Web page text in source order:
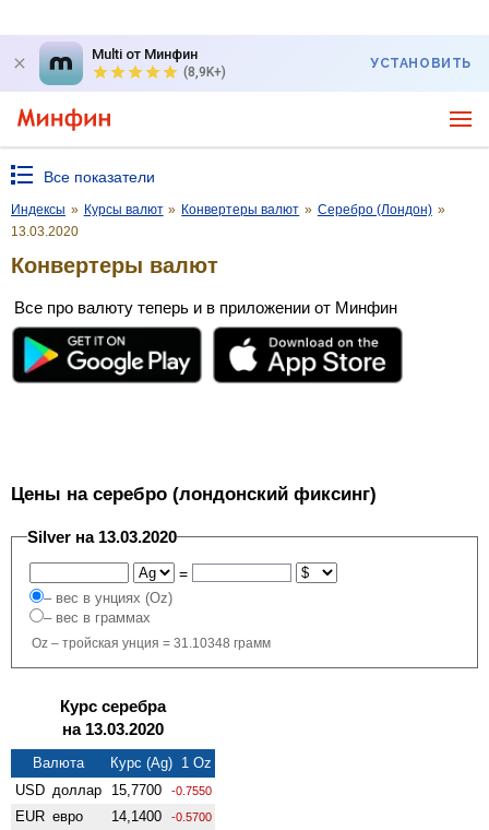
Multi от Минфин
(8,9K+)
УСТАНОВИТЬ
Все показатели
Индексы » Курсы валют » Конвертеры валют » Серебро (Лондон) »
13.03.2020
Конвертеры валют
Все про валюту теперь и в приложении от Минфин
Цены на серебро (лондонский фиксинг)
Silver на 13.03.2020
=
– вес в унциях (Oz)
– вес в граммах
Oz – тройская унция = 31.10348 грамм
Курс серебра
на 13.03.2020
Валюта
Курс (Ag) 1 Oz
USD доллар 15,7700 -0.7550
EUR евро 14,1400 -0.5700